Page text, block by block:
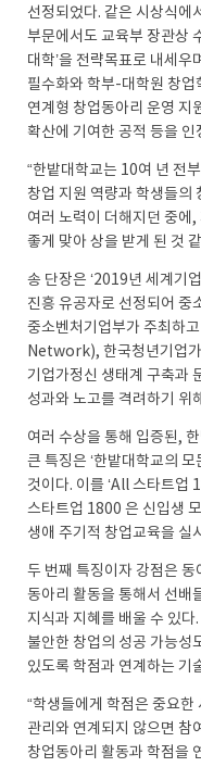
선정되었다. 같은 시상식에
부문에서도 교육부 장관상
대학’을 전략목표로 내세
필수화와 학부-대학원 창
연계형 창업동아리 운영 지
확산에 기여한 공적 등을 인
“한밭대학교는 10여 년 전
창업 지원 역량과 학생들의
여러 노력이 더해지던 중에
좋게 맞아 상을 받게 된 것
송 단장은 ‘2019년 세계기
진흥 유공자로 선정되어 중
중소벤처기업부가 주최
Network), 한국청년기업
기업가정신 생태계 구축과
성과와 노고를 격려하기 위
여러 수상을 통해 입증된,
큰 특징은 ‘한밭대학교의
것이다. 이를 ‘All 스타트업
스타트업 1800 은 신입생
생애 주기적 창업교육을 실
두 번째 특징이자 강점은
동아리 활동을 통해서 선배
지식과 지혜를 배울 수 있
불안한 창업의 성공 가능성
있도록 학점과 연계하는 기
“학생들에게 학점은 중요한
관리와 연계되지 않으면 참
창업동아리 활동과 학점을